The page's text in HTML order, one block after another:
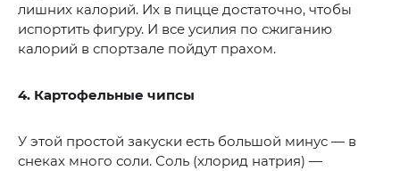
лишних калорий. Их в пицце достаточно, чтобы
испортить фигуру. И все усилия по сжиганию
калорий в спортзале пойдут прахом.
4. Картофельные чипсы
У этой простой закуски есть большой минус — в
снеках много соли. Соль (хлорид натрия) —